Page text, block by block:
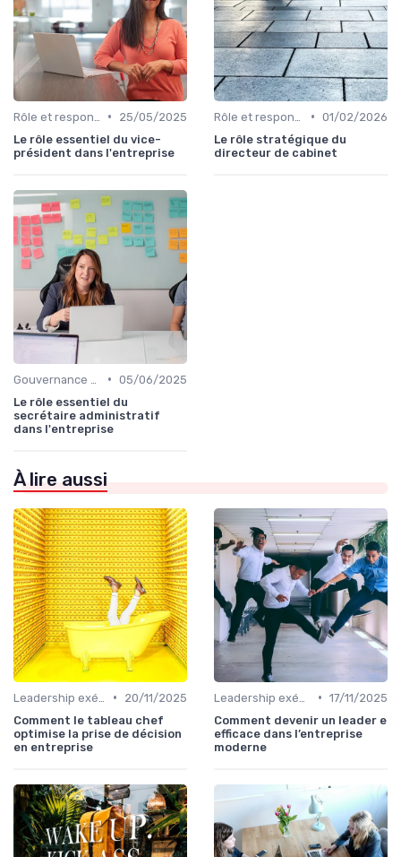
•
25/05/2025
Le rôle essentiel du vice-
président dans l'entreprise
• 01/02/2026
Le rôle stratégique du
directeur de cabinet
• 05/06/2025
Le rôle essentiel du
secrétaire administratif
dans l'entreprise
À lire aussi
•
20/11/2025
Comment le tableau chef
optimise la prise de décision
en entreprise
• 17/11/2025
Comment devenir un leader e
efficace dans l’entreprise
moderne